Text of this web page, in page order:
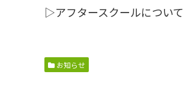
▷アフタースクールについて
お知らせ